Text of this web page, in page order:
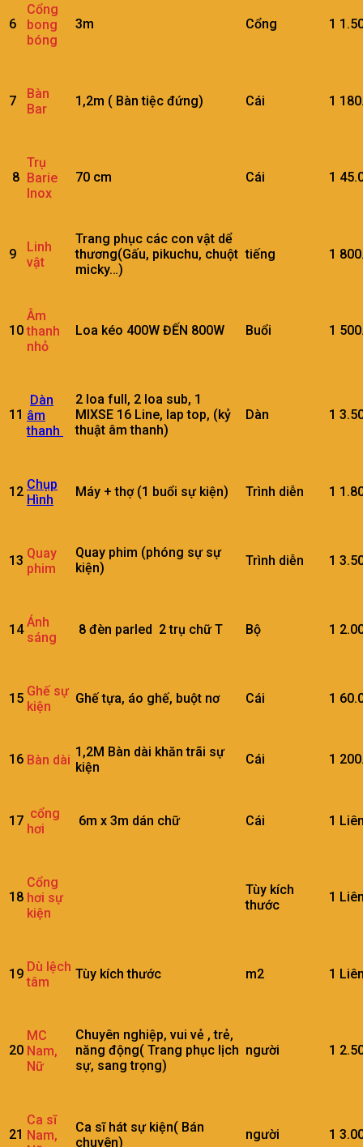
6
Cổng
bong
bóng
3m Cổng 1
7
Bàn
Bar
1,2m ( Bàn tiệc đứng) Cái 1
8
Trụ
Barie
Inox
70 cm Cái 1
9
Linh
vật
Trang phục các con vật dể
thương(Gấu, pikuchu, chuột
micky…)
tiếng 1
10
Âm
thanh
nhỏ
Loa kéo 400W ĐẾN 800W Buổi 1
11
Dàn
âm
thanh
2 loa full, 2 loa sub, 1
MIXSE 16 Line, lap top, (kỷ
thuật âm thanh)
Dàn 1
12
Chụp
Hình
Máy + thợ (1 buổi sự kiện) Trình diễn 1
13
Quay
phim
Quay phim (phóng sự sự
kiện)
Trình diễn 1
14
Ánh
sáng
8 đèn parled 2 trụ chữ T Bộ 1
15
Ghế sự
kiện
Ghế tựa, áo ghế, buột nơ Cái 1
16 Bàn dài 1,2M Bàn dài khăn trãi sự
kiện
Cái 1
17
cổng
hơi
6m x 3m dán chữ Cái 1
18
Cổng
hơi sự
kiện
Tùy kích
thước
1
19
Dù lệch
tâm
Tùy kích thước m2 1
20
MC
Nam,
Nữ
Chuyên nghiệp, vui vẻ , trẻ,
năng động( Trang phục lịch
sự, sang trọng)
người 1
21
Ca sĩ
Nam,
Ca sĩ hát sự kiện( Bán
chuyên)
người 1